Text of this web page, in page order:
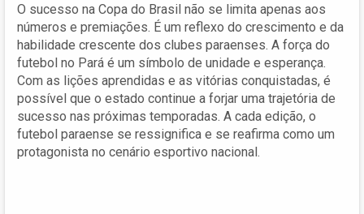
O sucesso na Copa do Brasil não se limita apenas aos
números e premiações. É um reflexo do crescimento e da
habilidade crescente dos clubes paraenses. A força do
futebol no Pará é um símbolo de unidade e esperança.
Com as lições aprendidas e as vitórias conquistadas, é
possível que o estado continue a forjar uma trajetória de
sucesso nas próximas temporadas. A cada edição, o
futebol paraense se ressignifica e se reafirma como um
protagonista no cenário esportivo nacional.